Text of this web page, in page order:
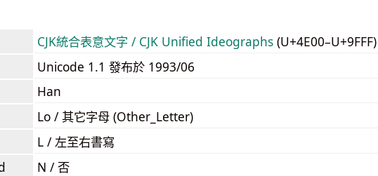
CJK統合表意文字 / CJK Unified Ideographs (U+4E00–U+9FFF)
Unicode 1.1 發布於 1993/06
Han
Lo / 其它字母 (Other_Letter)
L / 左至右書寫
N / 否